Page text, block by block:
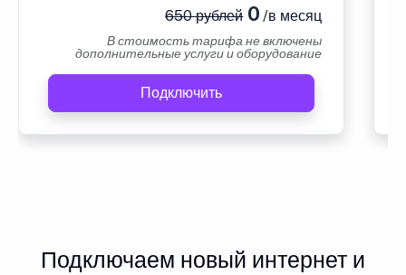
650 рублей0 /в месяц
В стоимость тарифа не включены
дополнительные услуги и оборудование
Подключить
Подключаем новый интернет и